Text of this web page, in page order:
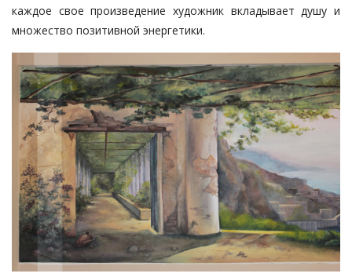
каждое свое произведение художник вкладывает душу и
множество позитивной энергетики.